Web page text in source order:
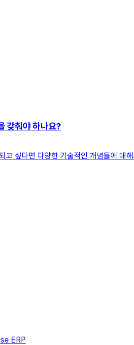
갖춰야 하나요?
고 싶다면 다양한 기술적인 개념들에 대
ERP